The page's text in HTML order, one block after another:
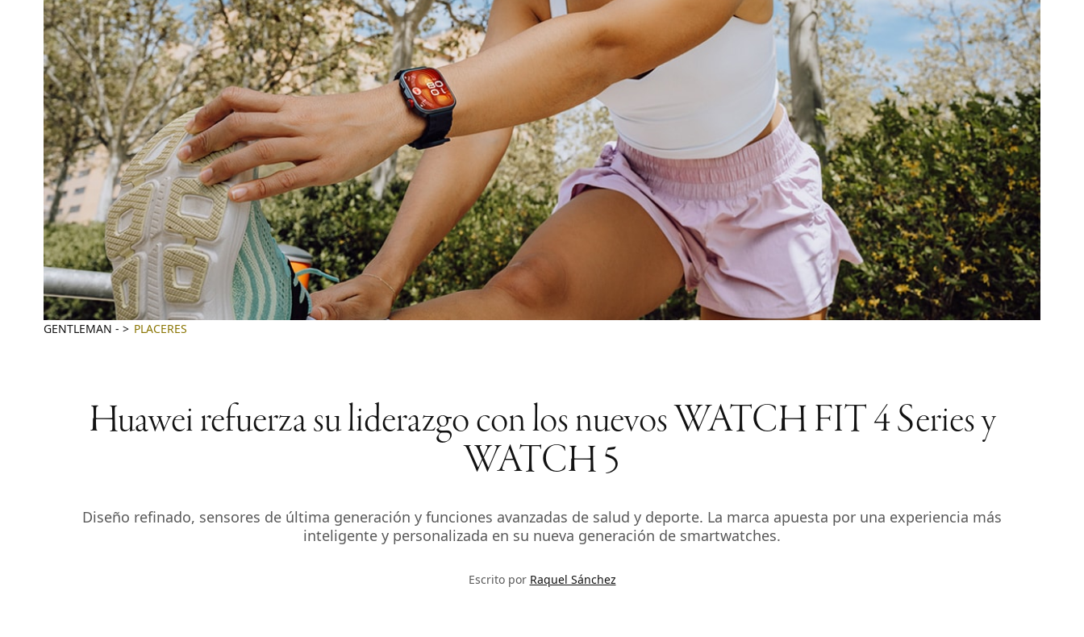
GENTLEMAN - PLACERES
Huawei refuerza su liderazgo con los nuevos WATCH FIT 4 Series y
WATCH 5
Diseño refinado, sensores de última generación y funciones avanzadas de salud y deporte. La marca apuesta por una experiencia más
inteligente y personalizada en su nueva generación de smartwatches.
Escrito por Raquel Sánchez